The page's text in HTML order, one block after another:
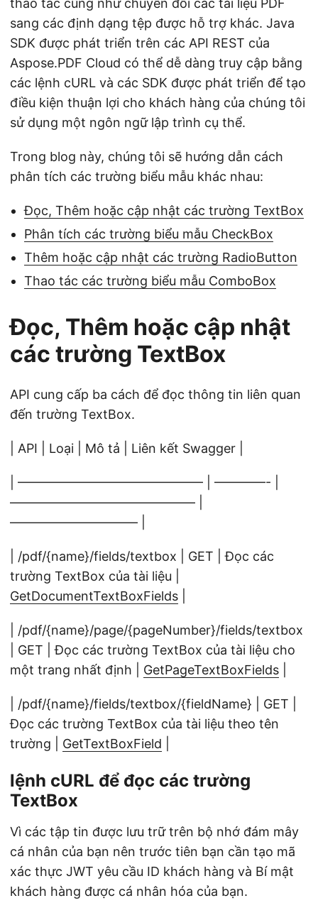
thao tác cũng như chuyển đổi các tài liệu PDF
sang các định dạng tệp được hỗ trợ khác. Java
SDK được phát triển trên các API REST của
Aspose.PDF Cloud có thể dễ dàng truy cập bằng
các lệnh cURL và các SDK được phát triển để tạo
điều kiện thuận lợi cho khách hàng của chúng tôi
sử dụng một ngôn ngữ lập trình cụ thể.
Trong blog này, chúng tôi sẽ hướng dẫn cách
phân tích các trường biểu mẫu khác nhau:
Đọc, Thêm hoặc cập nhật các trường TextBox
Phân tích các trường biểu mẫu CheckBox
Thêm hoặc cập nhật các trường RadioButton
Thao tác các trường biểu mẫu ComboBox
Đọc, Thêm hoặc cập nhật
các trường TextBox
API cung cấp ba cách để đọc thông tin liên quan
đến trường TextBox.
| API | Loại | Mô tả | Liên kết Swagger |
| ——————————————– | ————- |
——————————————– |
—————————— |
| /pdf/{name}/fields/textbox | GET | Đọc các
trường TextBox của tài liệu |
GetDocumentTextBoxFields
| /pdf/{name}/page/{pageNumber}/fields/textbox
| GET | Đọc các trường TextBox của tài liệu cho
một trang nhất định | GetPageTextBoxFields
| /pdf/{name}/fields/textbox/{fieldName} | GET |
Đọc các trường TextBox của tài liệu theo tên
trường | GetTextBoxField
lệnh cURL để đọc các trường
TextBox
Vì các tập tin được lưu trữ trên bộ nhớ đám mây
cá nhân của bạn nên trước tiên bạn cần tạo mã
xác thực JWT yêu cầu ID khách hàng và Bí mật
khách hàng được cá nhân hóa của bạn.